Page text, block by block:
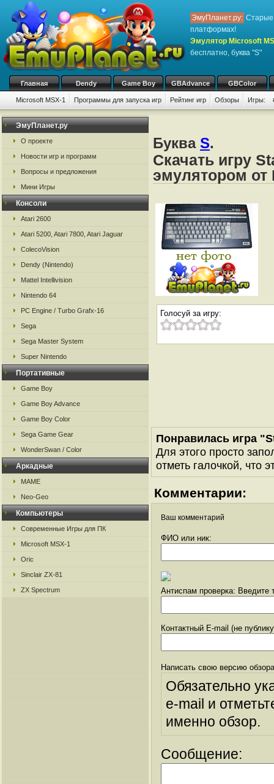
ЭмуПланет.ру: Старые
платформах!
Эмулятор Microsoft
бесплатно, буква "S"
Главная Dendy Game Boy GBAdvance GBColor
Microsoft MSX-1 Программы для запуска игр Рейтинг игр Обзоры Игры:
ЭмуПланет.ру
О проекте
Новости игр и программ
Вопросы и предложения
Мини Игры
Консоли
Atari 2600
Atari 5200, Atari 7800, Atari Jaguar
ColecoVision
Dendy (Nintendo)
Mattel Intellivision
Nintendo 64
PC Engine / Turbo Grafx-16
Sega
Sega Master System
Super Nintendo
Портативные
Game Boy
Game Boy Advance
Game Boy Color
Sega Game Gear
WonderSwan / Color
Аркадные
MAME
Neo-Geo
Компьютеры
Современные Игры для ПК
Microsoft MSX-1
Oric
Sinclair ZX-81
ZX Spectrum
Буква S.
Скачать игру
эмулятором от
Голосуй за игру:
Понравилась игра
Для этого просто
отметь галочкой, что
Комментарии:
Ваш комментарий
ФИО или ник:
Антиспам проверка: Введите
Контактный E-mail (не
Написать свою версию
Обязательно
e-mail и
именно обзор.
Сообщение: